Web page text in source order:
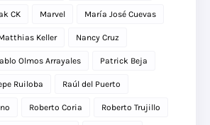
CK Marvel María José Cuevas
Keller Nancy Cruz
Olmos Arrayales Patrick Beja
Ruiloba Raúl del Puerto
Roberto Coria Roberto Trujillo